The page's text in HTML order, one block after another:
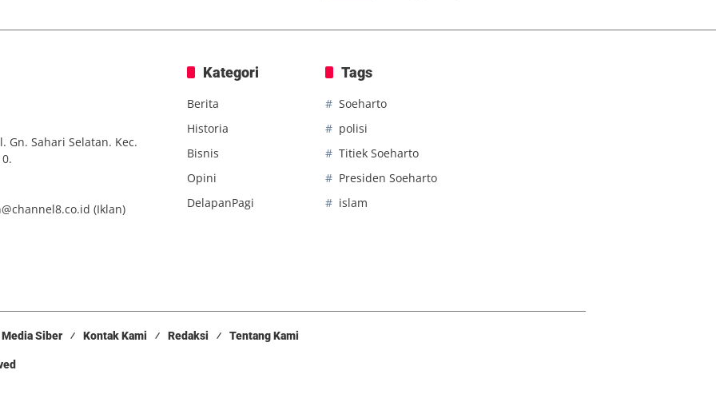
Gn. Sahari Selatan. Kec.
(Iklan)
Kategori
Berita
Historia
Bisnis
Opini
DelapanPagi
Tags
Soeharto
polisi
Titiek Soeharto
Presiden Soeharto
islam
Siber Kontak Kami Redaksi Tentang Kami